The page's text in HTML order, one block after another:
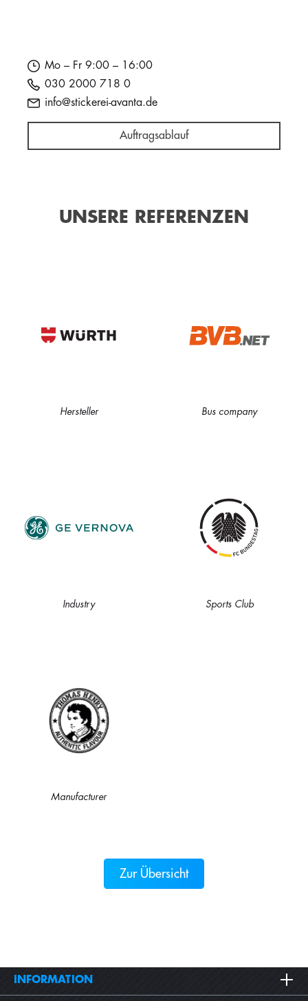
Mo – Fr 9:00 – 16:00
030 2000 718 0
info@stickerei-avanta.de
Auftragsablauf
UNSERE REFERENZEN
Hersteller Bus company
Industry Sports Club
Manufacturer
Zur Übersicht
INFORMATION